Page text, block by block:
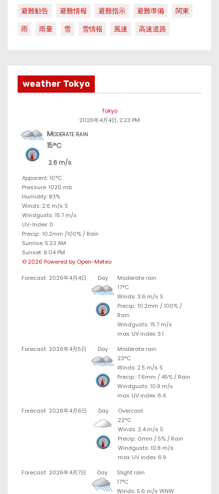
避難勧告
避難情報 避難指示 避難準備
関東
雨
雨量 雪 雪情報 風速 高速道路
weather Tokyo
Tokyo
2026年4月4日, 2:23 PM
Moderate rain
15°C
2.6 m/s
Apparent: 10°C
Pressure: 1020 mb
Humidity: 83%
Winds: 2.6 m/s S
Windgusts: 15.7 m/s
UV-Index: 0
Precip.: 10.2mm /100% / Rain
Sunrise: 5:23 AM
Sunset: 6:04 PM
© 2026 Powered by Open-Meteo
Forecast 2026年4月4日 Day
Moderate rain
17°C
Winds: 3.6 m/s S
Precip.: 10.2mm / 100% /
Rain
Windgusts: 15.7 m/s
max. UV index: 3.1
Forecast 2026年4月5日 Day
Moderate rain
23°C
Winds: 2.5 m/s S
Precip.:7.6mm / 45% / Rain
Windgusts: 10.9 m/s
max. UV index: 6.4
Forecast 2026年4月6日 Day
Overcast
22°C
Winds: 2.4 m/s S
Precip.: 0mm / 5% / Rain
Windgusts: 10.8 m/s
max. UV index: 6.9
Forecast 2026年4月7日 Day
Slight rain
17°C
Winds: 5.6 m/s WNW